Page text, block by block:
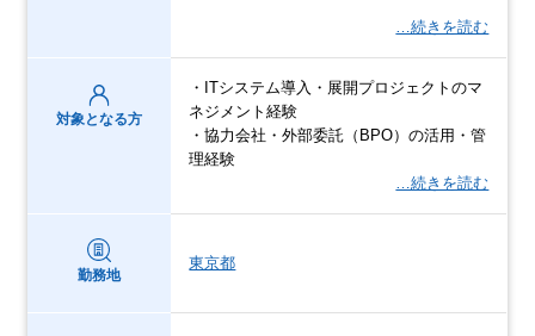
…続きを読む
対象となる方
・ITシステム導入・展開プロジェクトのマ
ネジメント経験
・協力会社・外部委託（BPO）の活用・管
理経験
…続きを読む
勤務地
東京都